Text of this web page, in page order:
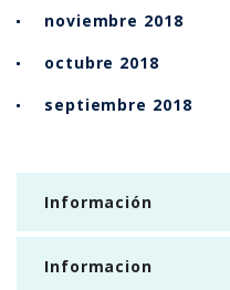
noviembre 2018
octubre 2018
septiembre 2018
Información
Informacion